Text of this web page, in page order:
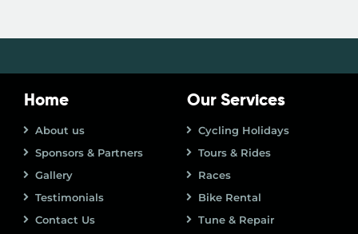
Home
About us
Sponsors & Partners
Gallery
Testimonials
Contact Us
Our Services
Cycling Holidays
Tours & Rides
Races
Bike Rental
Tune & Repair